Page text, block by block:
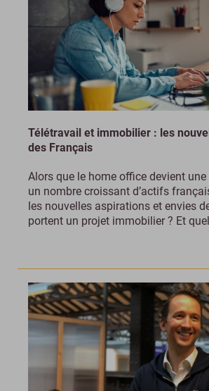
Télétravail et immobilier : les
des Français
Alors que le home office devient
un nombre croissant d’actifs
les nouvelles aspirations et envies
portent un projet immobilier ? Et